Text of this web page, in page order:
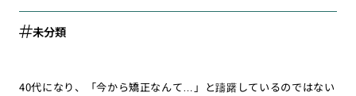
未分類
40代になり、「今から矯正なんて…」と躊躇しているのではない